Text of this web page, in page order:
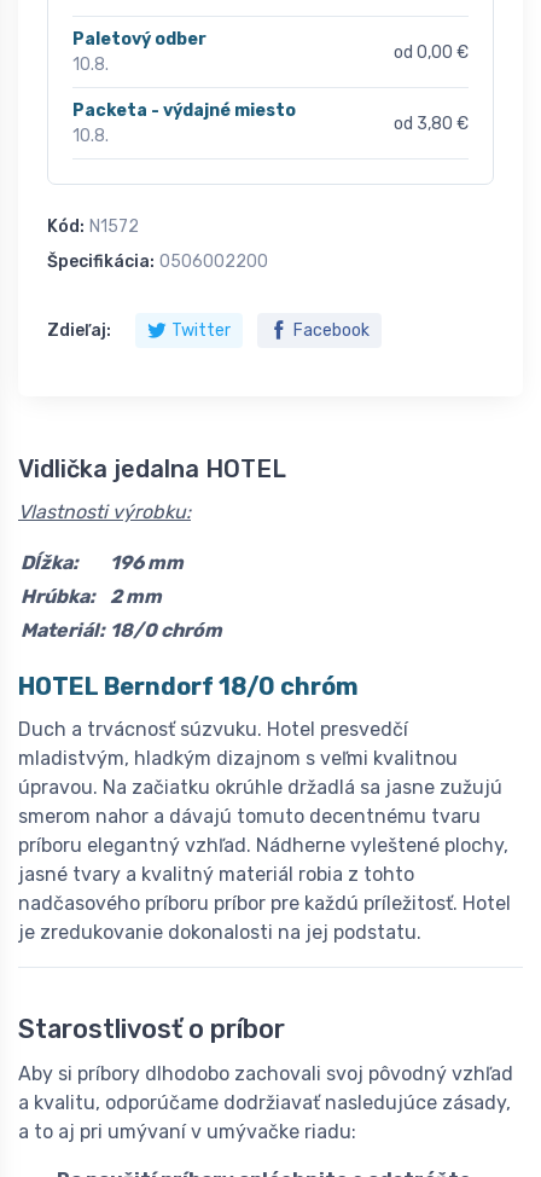
Paletový odber
10.8.
od 0,00 €
Packeta - výdajné miesto
10.8.
od 3,80 €
Kód: N1572
Špecifikácia: 0506002200
Zdieľaj: Twitter Facebook
Vidlička jedalna HOTEL
Vlastnosti výrobku:
Dĺžka:
196 mm
Hrúbka:
2 mm
Materiál: 18/0 chróm
HOTEL Berndorf 18/0 chróm
Duch a trvácnosť súzvuku. Hotel presvedčí
mladistvým, hladkým dizajnom s veľmi kvalitnou
úpravou. Na začiatku okrúhle držadlá sa jasne zužujú
smerom nahor a dávajú tomuto decentnému tvaru
príboru elegantný vzhľad. Nádherne vyleštené plochy,
jasné tvary a kvalitný materiál robia z tohto
nadčasového príboru príbor pre každú príležitosť. Hotel
je zredukovanie dokonalosti na jej podstatu.
Starostlivosť o príbor
Aby si príbory dlhodobo zachovali svoj pôvodný vzhľad
a kvalitu, odporúčame dodržiavať nasledujúce zásady,
a to aj pri umývaní v umývačke riadu: